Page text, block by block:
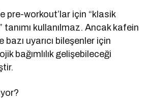
pre-workout’lar için “klasik
tanımı kullanılmaz. Ancak kafein
uyarıcı bileşenler için
bağımlılık gelişebileceği